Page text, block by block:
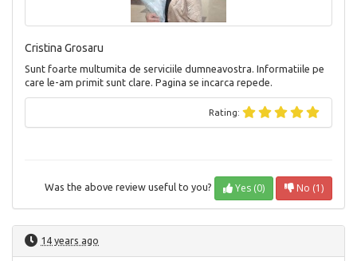
Cristina Grosaru
Sunt foarte multumita de serviciile dumneavostra. Informatiile pe
care le-am primit sunt clare. Pagina se incarca repede.
Rating:
Was the above review useful to you? Yes (0) No (1)
14 years ago